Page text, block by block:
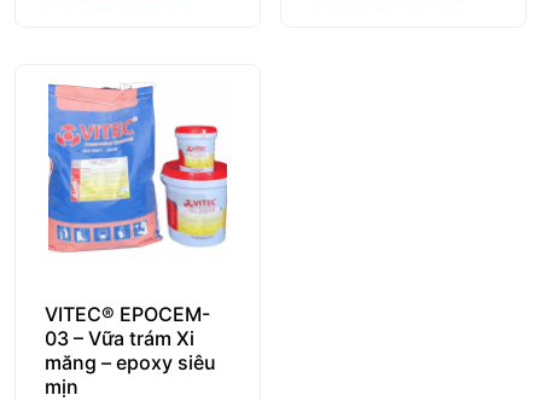
VITEC® EPOCEM-
03 – Vữa trám Xi
măng – epoxy siêu
mịn